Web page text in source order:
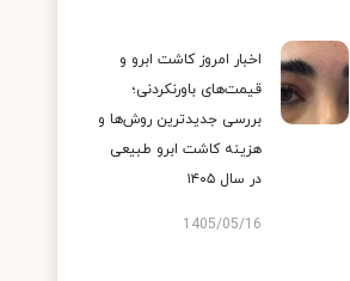
اخبار امروز کاشت ابرو و
قیمت‌های باورنکردنی؛
بررسی جدیدترین روش‌ها و
هزینه کاشت ابرو طبیعی
در سال ۱۴۰۵
1405/05/16